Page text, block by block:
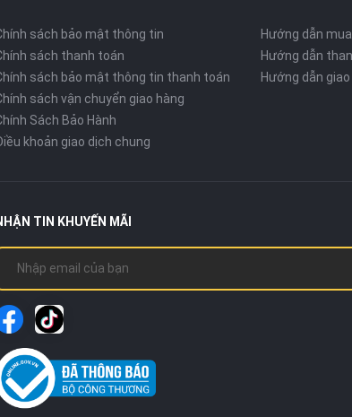
cấp, màn hình
cho mặt trước liền
phím trigger cảm
Thủ
dành riêng cho
tràn viền và hệ
phân khúc gaming
sách bảo mật thông tin
sách thanh toán
sách bảo mật thông tin thanh toán
sách vận chuyển giao hàng
Sách Bảo Hành
khoản giao dịch chung
Hướng dẫn
Hướng dẫn
Hướng dẫn
TIN KHUYẾN MÃI